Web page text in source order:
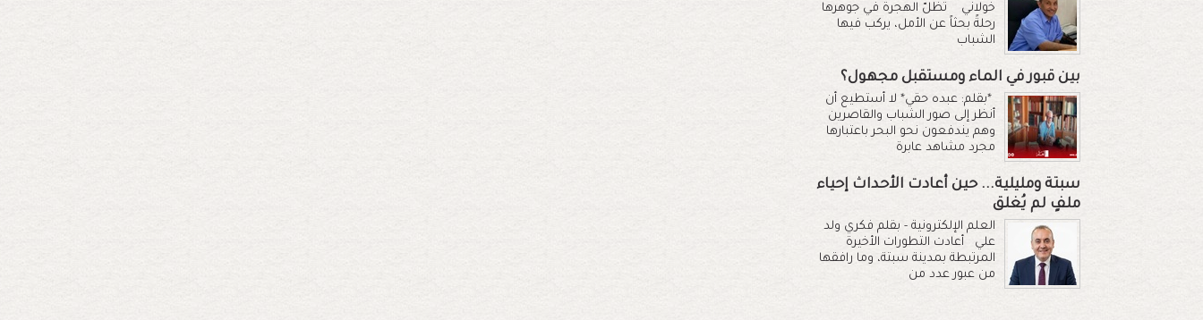
خولاني تظلّ الهجرة في جوهرها
رحلةً بحثاً عن الأمل، يركب فيها
الشباب
بين قبور في الماء ومستقبل مجهول؟
*بقلم: عبده حقي* لا أستطيع أن
أنظر إلى صور الشباب والقاصرين
وهم يندفعون نحو البحر باعتبارها
مجرد مشاهد عابرة
سبتة ومليلية... حين أعادت الأحداث إحياء
ملفٍ لم يُغلق
العلم الإلكترونية - بقلم فكري ولد
علي أعادت التطورات الأخيرة
المرتبطة بمدينة سبتة، وما رافقها
من عبور عدد من